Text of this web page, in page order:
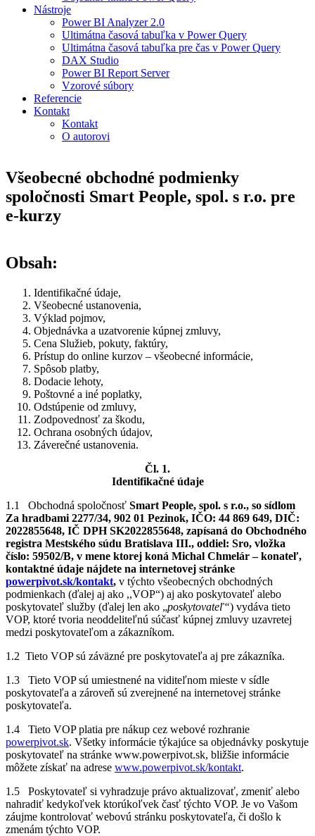
Nástroje
Power BI Analyzer 2.0
Ultimátna časová tabuľka v Power Query
Ultimátna časová tabuľka pre čas v Power Query
DAX Studio
Power BI Report Server
Vzorové súbory
Referencie
Kontakt
Kontakt
O autorovi
Všeobecné obchodné podmienky
spoločnosti Smart People, spol. s r.o. pre
e-kurzy
Obsah:
Identifikačné údaje,
Všeobecné ustanovenia,
Výklad pojmov,
Objednávka a uzatvorenie kúpnej zmluvy,
Cena Služieb, pokuty, faktúry,
Prístup do online kurzov – všeobecné informácie,
Spôsob platby,
Dodacie lehoty,
Poštovné a iné poplatky,
Odstúpenie od zmluvy,
Zodpovednosť za škodu,
Ochrana osobných údajov,
Záverečné ustanovenia.
Čl. 1.
Identifikačné údaje
1.1 Obchodná spoločnosť Smart People, spol. s r.o., so sídlom
Za hradbami 2277/34, 902 01 Pezinok, IČO: 44 869 649, DIČ:
2022855648, IČ DPH SK2022855648, zapísaná do Obchodného
registra Mestského súdu Bratislava III., oddiel: Sro, vložka
číslo: 59502/B, v mene ktorej koná Michal Chmelár – konateľ,
kontaktné údaje nájdete na internetovej stránke
powerpivot.sk/kontakt, v týchto všeobecných obchodných
podmienkach (ďalej aj ako ,,VOP“) aj ako poskytovateľ alebo
poskytovateľ služby (ďalej len ako „poskytovateľ“) vydáva tieto
VOP, ktoré tvoria neoddeliteľnú súčasť kúpnej zmluvy uzavretej
medzi poskytovateľom a zákazníkom.
1.2 Tieto VOP sú záväzné pre poskytovateľa aj pre zákazníka.
1.3 Tieto VOP sú umiestnené na viditeľnom mieste v sídle
poskytovateľa a zároveň sú zverejnené na internetovej stránke
poskytovateľa.
1.4 Tieto VOP platia pre nákup cez webové rozhranie
powerpivot.sk. Všetky informácie týkajúce sa objednávky poskytuje
poskytovateľ na stránke www.powerpivot.sk, bližšie informácie
môžete získať na adrese www.powerpivot.sk/kontakt.
1.5 Poskytovateľ si vyhradzuje právo aktualizovať, zmeniť alebo
nahradiť kedykoľvek ktorúkoľvek časť týchto VOP. Je vo Vašom
záujme kontrolovať webovú stránku poskytovateľa, či došlo k
zmenám týchto VOP.